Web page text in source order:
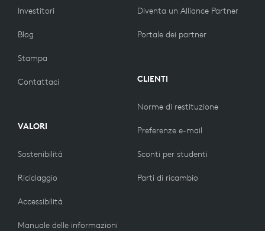
Investitori
Blog
Stampa
Contattaci
VALORI
Sostenibilità
Riciclaggio
Accessibilità
Manuale delle informazioni
Diventa un Alliance Partner
Portale dei partner
CLIENTI
Norme di restituzione
Preferenze e-mail
Sconti per studenti
Parti di ricambio